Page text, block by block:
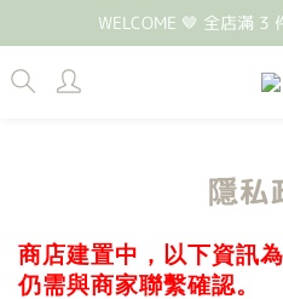
WELCOME 🤎 全店滿 3
隱私
商店建置中，以下資訊
仍需與商家聯繫確認。